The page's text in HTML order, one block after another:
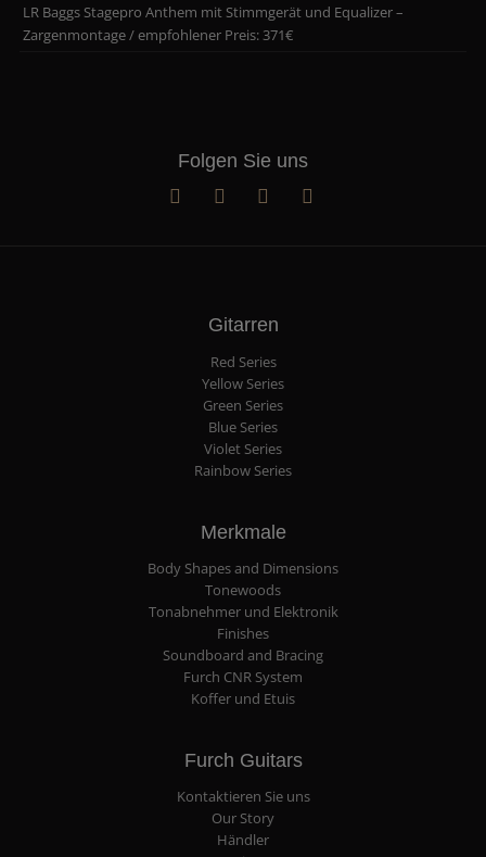
LR Baggs Stagepro Anthem mit Stimmgerät und Equalizer –
Zargenmontage / empfohlener Preis: 371€
Folgen Sie uns
Gitarren
Red Series
Yellow Series
Green Series
Blue Series
Violet Series
Rainbow Series
Merkmale
Body Shapes and Dimensions
Tonewoods
Tonabnehmer und Elektronik
Finishes
Soundboard and Bracing
Furch CNR System
Koffer und Etuis
Furch Guitars
Kontaktieren Sie uns
Our Story
Händler